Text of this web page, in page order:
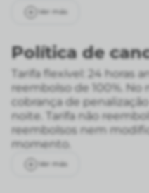
Ver más
Política de
Tarifa flexível: 24 horas
reembolso de 100%. No
cobrança de
noite.
Tarifa não
reembolsos nem
momento.
Ver más